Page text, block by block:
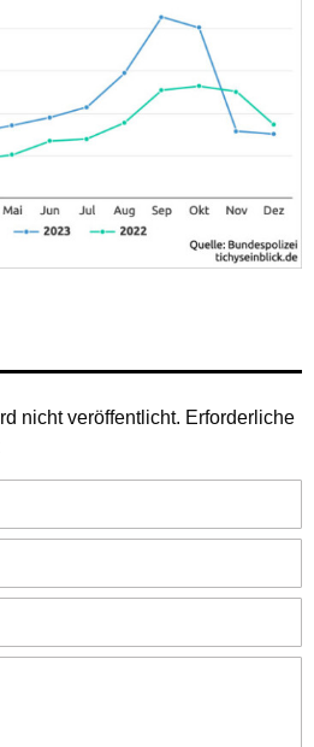
nicht veröffentlicht. Erforderliche